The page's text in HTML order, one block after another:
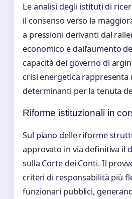
Le analisi degli istituti di
il consenso verso la
a pressioni derivanti dal
economico e dall’aumento
capacità del governo di
crisi energetica
determinanti per la tenuta
Riforme istituzionali in
Sul piano delle riforme
approvato in via definitiva il
sulla Corte dei Conti. Il
criteri di responsabilità più
funzionari pubblici,